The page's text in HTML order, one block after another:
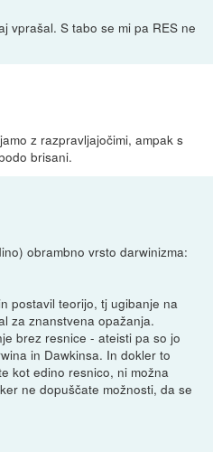
vprašal. S tabo se mi pa RES ne
z razpravljajočimi, ampak s
brisani.
obrambno vrsto darwinizma:
postavil teorijo, tj ugibanje na
za znanstvena opažanja.
brez resnice - ateisti pa so jo
in Dawkinsa. In dokler to
kot edino resnico, ni možna
ne dopuščate možnosti, da se